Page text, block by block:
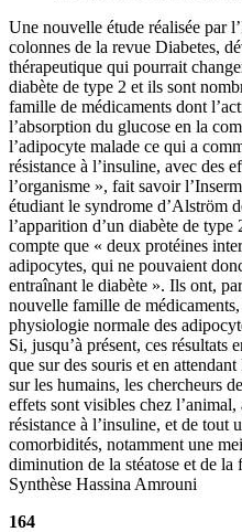
Une nouvelle étude réalisée par
colonnes de la revue Diabetes,
thérapeutique qui pourrait
diabète de type 2 et ils sont
famille de médicaments dont
l’absorption du glucose en la
l’adipocyte malade ce qui a
résistance à l’insuline, avec des
l’organisme », fait savoir
étudiant le syndrome d’Alström
l’apparition d’un diabète de type
compte que « deux protéines
adipocytes, qui ne pouvaient
entraînant le diabète ». Ils ont,
nouvelle famille de
physiologie normale des
Si, jusqu’à présent, ces résultats
que sur des souris et en
sur les humains, les chercheurs
effets sont visibles chez
résistance à l’insuline, et de tout
comorbidités, notamment une
diminution de la stéatose et de la
Synthèse Hassina Amrouni
164